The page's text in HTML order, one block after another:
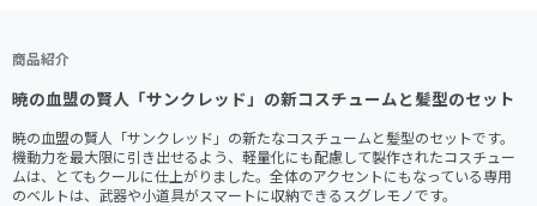
商品紹介
暁の血盟の賢人「サンクレッド」の新コスチュームと髪型のセット
暁の血盟の賢人「サンクレッド」の新たなコスチュームと髪型のセットです。
機動力を最大限に引き出せるよう、軽量化にも配慮して製作されたコスチュー
ムは、とてもクールに仕上がりました。全体のアクセントにもなっている専用
のベルトは、武器や小道具がスマートに収納できるスグレモノです。